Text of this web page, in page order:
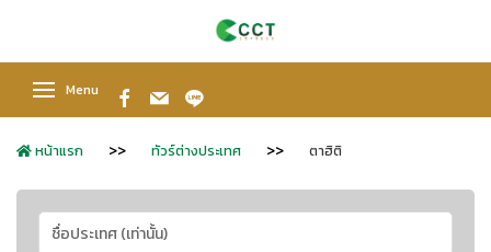
Menu
หน้าแรก ทัวร์ต่างประเทศ ตาฮิติ